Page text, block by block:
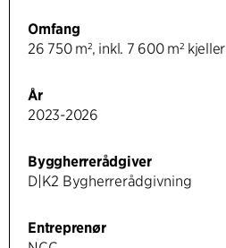
Omfang
26 750 m², inkl. 7 600 m² kjeller
År
2023-2026
Byggherrerådgiver
D|K2 Bygherrerådgivning
Entreprenør